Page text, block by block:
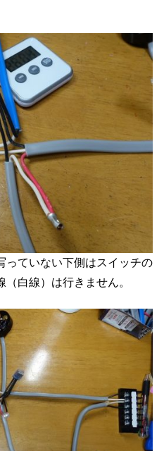
っていない下側はスイッチの
白線）は行きません。